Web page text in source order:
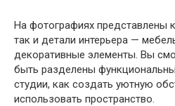
На фотографиях представлены
так и детали интерьера —
декоративные элементы. Вы
быть разделены
студии, как создать уютную
использовать пространство.